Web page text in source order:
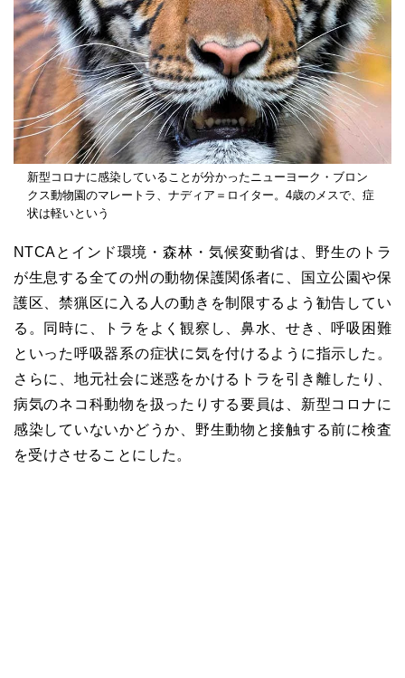
新型コロナに感染していることが分かったニューヨーク・ブロン
クス動物園のマレートラ、ナディア＝ロイター。4歳のメスで、症
状は軽いという
NTCAとインド環境・森林・気候変動省は、野生のトラ
が生息する全ての州の動物保護関係者に、国立公園や保
護区、禁猟区に入る人の動きを制限するよう勧告してい
る。同時に、トラをよく観察し、鼻水、せき、呼吸困難
といった呼吸器系の症状に気を付けるように指示した。
さらに、地元社会に迷惑をかけるトラを引き離したり、
病気のネコ科動物を扱ったりする要員は、新型コロナに
感染していないかどうか、野生動物と接触する前に検査
を受けさせることにした。